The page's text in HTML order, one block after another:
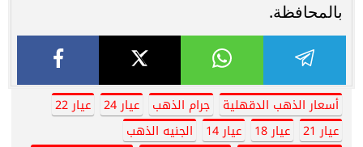
بالمحافظة.
أسعار الذهب الدقهلية جرام الذهب عيار 24
عيار 22
عيار 21
عيار 18 عيار 14
الجنيه الذهب